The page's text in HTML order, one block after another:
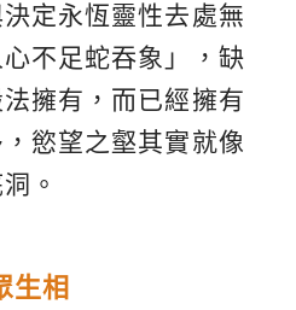
定永恆靈性去處無
不足蛇吞象」，缺
擁有，而已經擁有
慾望之壑其實就像
。
生相